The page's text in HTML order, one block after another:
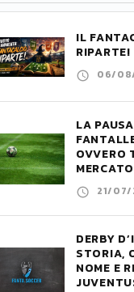
IL
RIPARTE!
06/
LA
OVVERO
21/
DERBY
STORIA,
NOME E